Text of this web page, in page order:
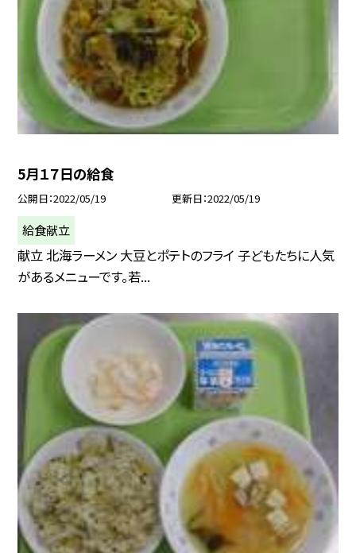
5月１７日の給食
公開日 2022/05/19 更新日 2022/05/19
給食献立
献立 北海ラーメン 大豆とポテトのフライ 子どもたちに人気
があるメニューです。若...